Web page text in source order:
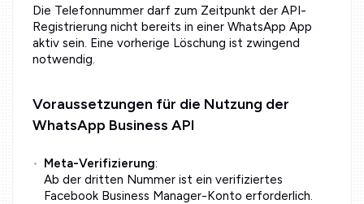
Die Telefonnummer darf zum Zeitpunkt der API-
Registrierung nicht bereits in einer WhatsApp App
aktiv sein. Eine vorherige Löschung ist zwingend
notwendig.
Voraussetzungen für die Nutzung der
WhatsApp Business API
Meta-Verifizierung:
Ab der dritten Nummer ist ein verifiziertes
Facebook Business Manager-Konto erforderlich.